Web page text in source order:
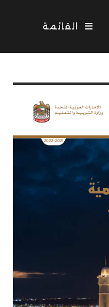
القائمة